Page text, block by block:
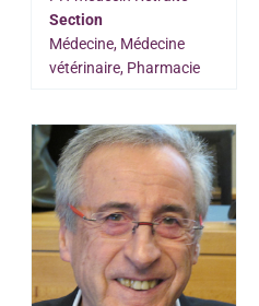
Section
Médecine, Médecine
vétérinaire, Pharmacie